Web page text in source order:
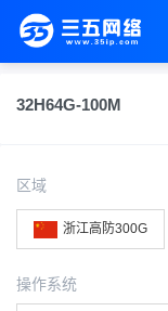
32H64G-100M
区域
浙江高防300G
操作系统